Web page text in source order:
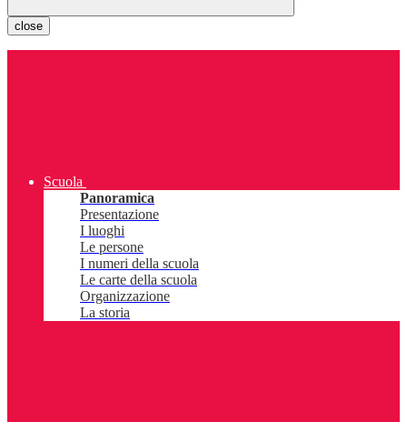
close
Scuola
Panoramica
Presentazione
I luoghi
Le persone
I numeri della scuola
Le carte della scuola
Organizzazione
La storia